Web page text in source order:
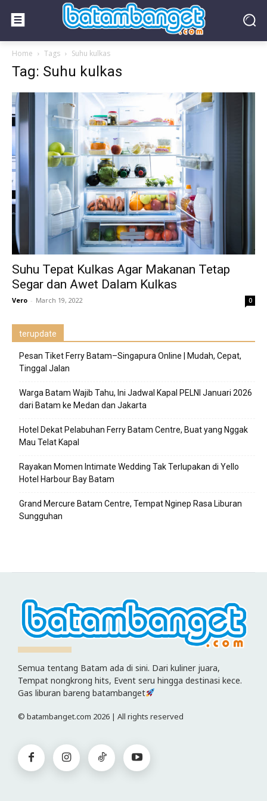
Home Tags Suhu kulkas
Tag: Suhu kulkas
Suhu Tepat Kulkas Agar Makanan Tetap
Segar dan Awet Dalam Kulkas
Vero - March 19, 2022 0
terupdate
Pesan Tiket Ferry Batam–Singapura Online | Mudah, Cepat,
Tinggal Jalan
Warga Batam Wajib Tahu, Ini Jadwal Kapal PELNI Januari 2026
dari Batam ke Medan dan Jakarta
Hotel Dekat Pelabuhan Ferry Batam Centre, Buat yang Nggak
Mau Telat Kapal
Rayakan Momen Intimate Wedding Tak Terlupakan di Yello
Hotel Harbour Bay Batam
Grand Mercure Batam Centre, Tempat Nginep Rasa Liburan
Sungguhan
Semua tentang Batam ada di sini. Dari kuliner juara,
Tempat nongkrong hits, Event seru hingga destinasi kece.
Gas liburan bareng batambanget
© batambanget.com 2026 | All rights reserved